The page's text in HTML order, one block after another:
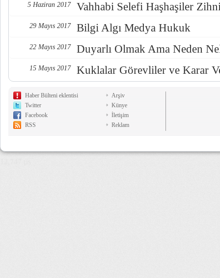
5 Haziran 2017 Vahhabi Selefi Haşhaşiler
29 Mayıs 2017 Bilgi Algı Medya Hukuk
22 Mayıs 2017 Duyarlı Olmak Ama Neden
15 Mayıs 2017 Kuklalar Görevliler ve Karar
Haber Bülteni eklentisi
Twitter
Facebook
RSS
Arşiv
Künye
İletişim
Reklam